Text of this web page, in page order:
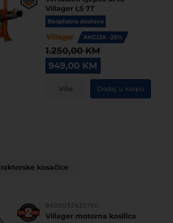
Villager LS 7T
Besplatna dostava
AKCIJA -25%
1.250,00KM
Original
price
was:
1.250,00 KM.
949,00 KM
price
is:
949,00 KM.
Više Dodaj u korpu
kosačice
8605032635750
Villager motorna kosilica